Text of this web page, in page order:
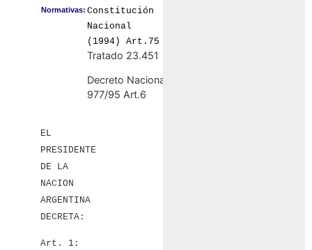
Normativas: Constitución
Nacional
(1994) Art.75
Tratado 23.451
Decreto Nacional
977/95 Art.6
EL
PRESIDENTE
DE LA
NACION
ARGENTINA
DECRETA:
Art. 1: